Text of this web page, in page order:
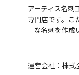
アーティス名刺
専門店です。 こ
な名刺を作成
運営会社：株式